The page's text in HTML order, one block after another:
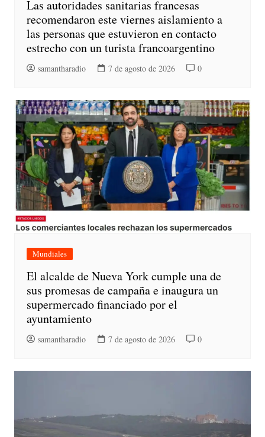
Las autoridades sanitarias francesas
recomendaron este viernes aislamiento a
las personas que estuvieron en contacto
estrecho con un turista francoargentino
samantharadio 7 de agosto de 2026 0
Mundiales
El alcalde de Nueva York cumple una de
sus promesas de campaña e inaugura un
supermercado financiado por el
ayuntamiento
samantharadio 7 de agosto de 2026 0